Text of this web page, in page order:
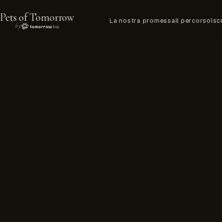
Pets of Tomorrow
by
La nostra promessaIl percorso